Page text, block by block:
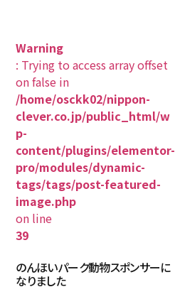
Warning
: Trying to access array offset
on false in
/home/osckk02/nippon-
clever.co.jp/public_html/w
p-
content/plugins/elementor-
pro/modules/dynamic-
tags/tags/post-featured-
image.php
on line
39
のんほいパーク動物スポンサーに
なりました